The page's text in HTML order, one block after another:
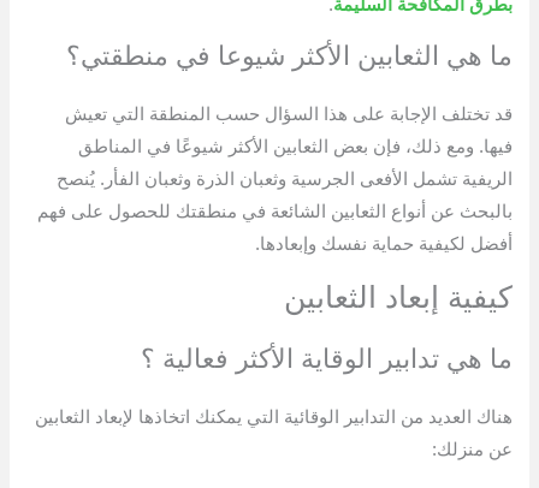
بطرق المكافحة السليمة.
ما هي الثعابين الأكثر شيوعا في منطقتي؟
قد تختلف الإجابة على هذا السؤال حسب المنطقة التي تعيش
فيها. ومع ذلك، فإن بعض الثعابين الأكثر شيوعًا في المناطق
الريفية تشمل الأفعى الجرسية وثعبان الذرة وثعبان الفأر. يُنصح
بالبحث عن أنواع الثعابين الشائعة في منطقتك للحصول على فهم
أفضل لكيفية حماية نفسك وإبعادها.
كيفية إبعاد الثعابين
ما هي تدابير الوقاية الأكثر فعالية ؟
هناك العديد من التدابير الوقائية التي يمكنك اتخاذها لإبعاد الثعابين
عن منزلك: